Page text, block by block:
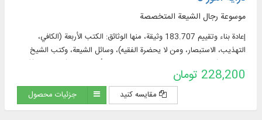
موسوعة رجال الشيعة المتخصصة
إعادة بناء وتقييم 183.707 وثيقة، منها الوثائق: الكتب الأربعة (الكافي،
التهذيب، الاستبصار، ومن لا يحضرة الفقيه)، وسائل الشيعة، وكتب الشيخ
228,200 تومان
مقایسه کنید جزئیات محصول